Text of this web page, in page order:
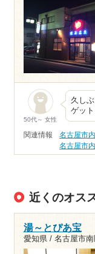
50代～ 女性
久し
ゲッ
関連情報 名古屋市
名古屋市
近くのオス
湯～とぴあ宝
愛知県 / 名古屋市